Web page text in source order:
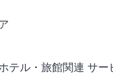
テル・旅館関連 サー